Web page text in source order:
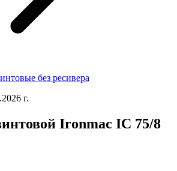
без ресивера
г.
Ironmac IC 75/8